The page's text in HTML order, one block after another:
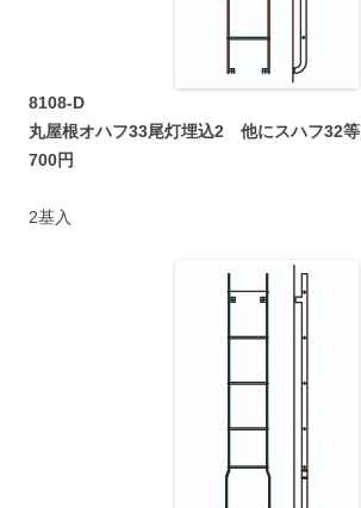
8108-D
丸屋根オハフ33尾灯埋込2 他にスハフ32等
700円
2基入